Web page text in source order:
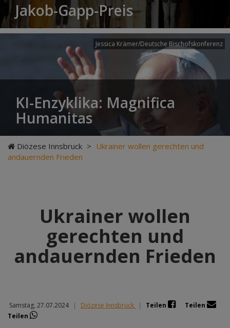
Jakob-Gapp-Preis
Jessica Krämer/Deutsche Bischofskonferenz
KI-Enzyklika: Magnifica
Humanitas
Diözese Innsbruck > Ukrainer wollen gerechten und
andauernden Frieden
Ukrainer wollen
gerechten und
andauernden Frieden
Samstag, 27.07.2024 | Diözese Innsbruck | Teilen
Teilen
Teilen